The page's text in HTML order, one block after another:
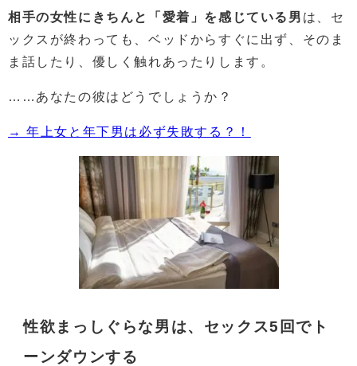
相手の女性にきちんと「愛着」を感じている男 は、セ
ックスが終わっても、ベッドからすぐに出ず、そのま
ま話したり、優しく触れあったりします。
……あなたの彼はどうでしょうか？
→ 年上女と年下男は必ず失敗する？！
性欲まっしぐらな男は、セックス5回でト
ーンダウンする